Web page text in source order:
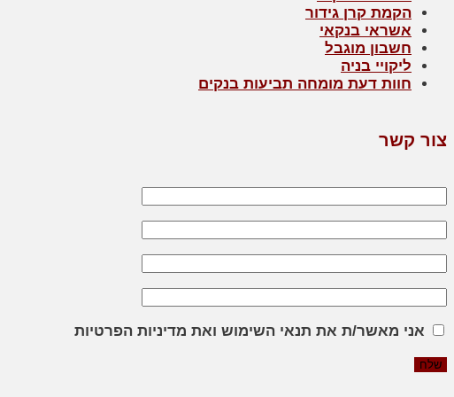
הקמת קרן גידור
אשראי בנקאי
חשבון מוגבל
ליקויי בניה
חוות דעת מומחה תביעות בנקים
צור קשר
אני מאשר/ת את תנאי השימוש ואת מדיניות הפרטיות